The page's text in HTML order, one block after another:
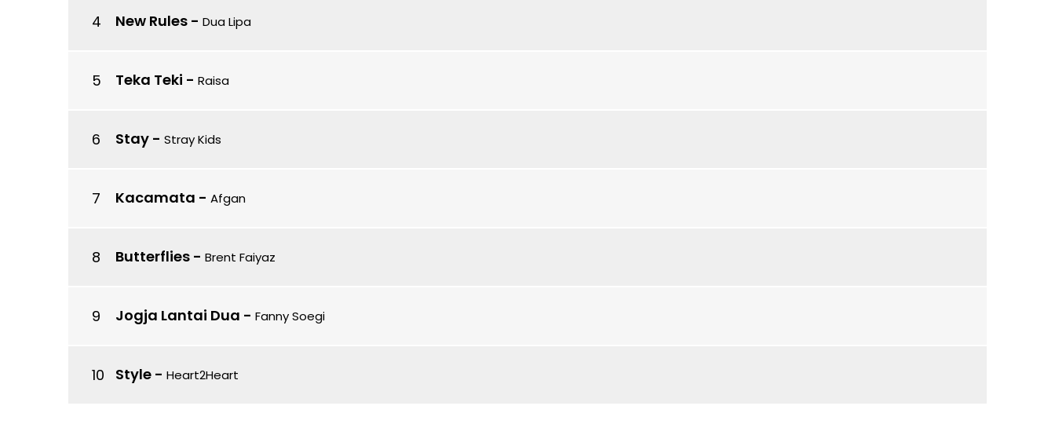
New Rules - Dua Lipa
Teka Teki - Raisa
Stay - Stray Kids
Kacamata - Afgan
Butterflies - Brent Faiyaz
Jogja Lantai Dua - Fanny Soegi
Style - Heart2Heart